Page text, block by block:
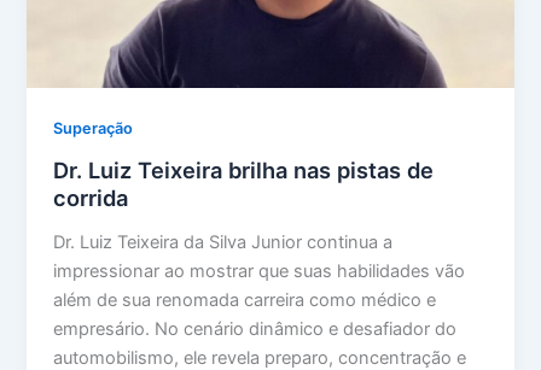
Superação
Dr. Luiz Teixeira brilha nas pistas de
corrida
Dr. Luiz Teixeira da Silva Junior continua a
impressionar ao mostrar que suas habilidades vão
além de sua renomada carreira como médico e
empresário. No cenário dinâmico e desafiador do
automobilismo, ele revela preparo, concentração e